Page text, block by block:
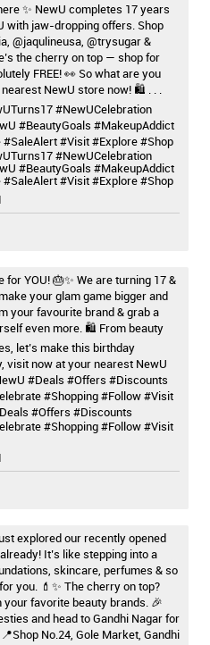
✨ NewU completes 17 years
with jaw-dropping offers. Shop
@jaqulineusa, @trysugar &
the cherry on top — shop for
FREE! 👀 So what are you
NewU store now! 🛍️ . . .
#NewUCelebration
#BeautyGoals #MakeupAddict
#Visit #Explore #Shop
#NewUCelebration
#BeautyGoals #MakeupAddict
#SaleAlert#Visit#Explore#Shop
YOU! 🎂✨ We are turning 17 &
your glam game bigger and
your favourite brand & grab a
even more. 🛍️ From beauty
let’s make this birthday
visit now at your nearest NewU
#Deals #Offers #Discounts
#Shopping #Follow #Visit
#Offers #Discounts
#Shopping#Follow#Visit
explored our recently opened
It’s like stepping into a
skincare, perfumes & so
you. 💄✨ The cherry on top?
your favorite beauty brands. 🎉
and head to Gandhi Nagar for
No.24, Gole Market, Gandhi